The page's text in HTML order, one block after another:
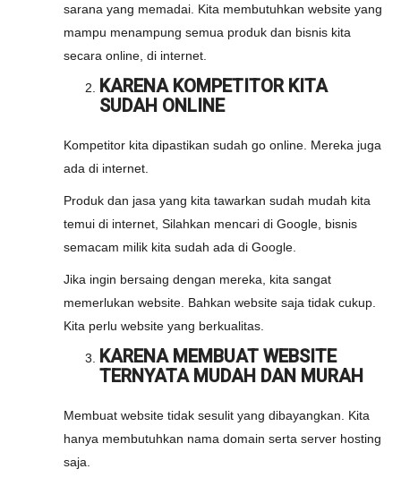
sarana yang memadai. Kita membutuhkan website yang
mampu menampung semua produk dan bisnis kita
secara online, di internet.
KARENA KOMPETITOR KITA
SUDAH ONLINE
Kompetitor kita dipastikan sudah go online. Mereka juga
ada di internet.
Produk dan jasa yang kita tawarkan sudah mudah kita
temui di internet, Silahkan mencari di Google, bisnis
semacam milik kita sudah ada di Google.
Jika ingin bersaing dengan mereka, kita sangat
memerlukan website. Bahkan website saja tidak cukup.
Kita perlu website yang berkualitas.
KARENA MEMBUAT WEBSITE
TERNYATA MUDAH DAN MURAH
Membuat website tidak sesulit yang dibayangkan. Kita
hanya membutuhkan nama domain serta server hosting
saja.